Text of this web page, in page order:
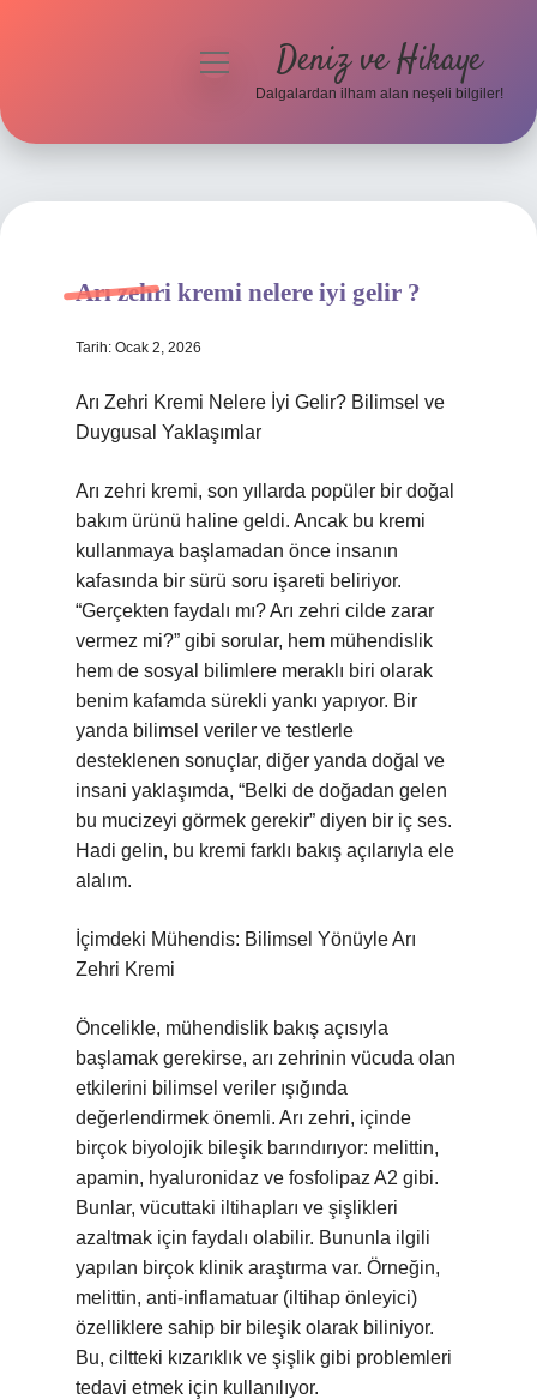
Hakkımızda
menüyü
Deniz ve Hikaye
Dalgalardan ilham alan neşeli bilgiler!
Arı zehri kremi nelere iyi gelir ?
Tarih: Ocak 2, 2026
Arı Zehri Kremi Nelere İyi Gelir? Bilimsel ve
Duygusal Yaklaşımlar
Arı zehri kremi, son yıllarda popüler bir doğal
bakım ürünü haline geldi. Ancak bu kremi
kullanmaya başlamadan önce insanın
kafasında bir sürü soru işareti beliriyor.
“Gerçekten faydalı mı? Arı zehri cilde zarar
vermez mi?” gibi sorular, hem mühendislik
hem de sosyal bilimlere meraklı biri olarak
benim kafamda sürekli yankı yapıyor. Bir
yanda bilimsel veriler ve testlerle
desteklenen sonuçlar, diğer yanda doğal ve
insani yaklaşımda, “Belki de doğadan gelen
bu mucizeyi görmek gerekir” diyen bir iç ses.
Hadi gelin, bu kremi farklı bakış açılarıyla ele
alalım.
İçimdeki Mühendis: Bilimsel Yönüyle Arı
Zehri Kremi
Öncelikle, mühendislik bakış açısıyla
başlamak gerekirse, arı zehrinin vücuda olan
etkilerini bilimsel veriler ışığında
değerlendirmek önemli. Arı zehri, içinde
birçok biyolojik bileşik barındırıyor: melittin,
apamin, hyaluronidaz ve fosfolipaz A2 gibi.
Bunlar, vücuttaki iltihapları ve şişlikleri
azaltmak için faydalı olabilir. Bununla ilgili
yapılan birçok klinik araştırma var. Örneğin,
melittin, anti-inflamatuar (iltihap önleyici)
özelliklere sahip bir bileşik olarak biliniyor.
Bu, ciltteki kızarıklık ve şişlik gibi problemleri
tedavi etmek için kullanılıyor.